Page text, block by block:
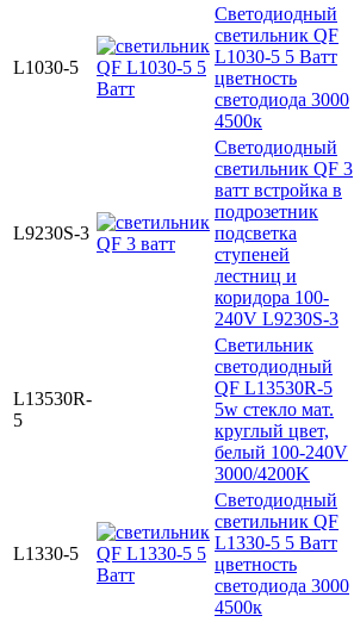
L1030-5
Светодиодный
светильник QF
L1030-5 5 Ватт
цветность
светодиода 3000
4500к
L9230S-3
Светодиодный
светильник QF 3
ватт встройка в
подрозетник
подсветка
ступеней
лестниц и
коридора 100-
240V L9230S-3
L13530R-
5
Светильник
светодиодный
QF L13530R-5
5w стекло мат.
круглый цвет,
белый 100-240V
3000/4200K
L1330-5
Светодиодный
светильник QF
L1330-5 5 Ватт
цветность
светодиода 3000
4500к